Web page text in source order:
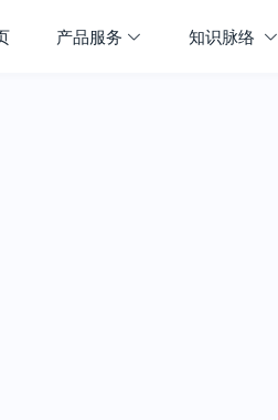
产品服务 知识脉络